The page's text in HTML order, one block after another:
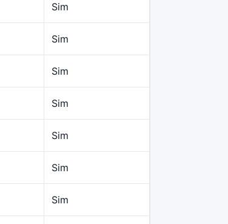
Sim
Sim
Sim
Sim
Sim
Sim
Sim